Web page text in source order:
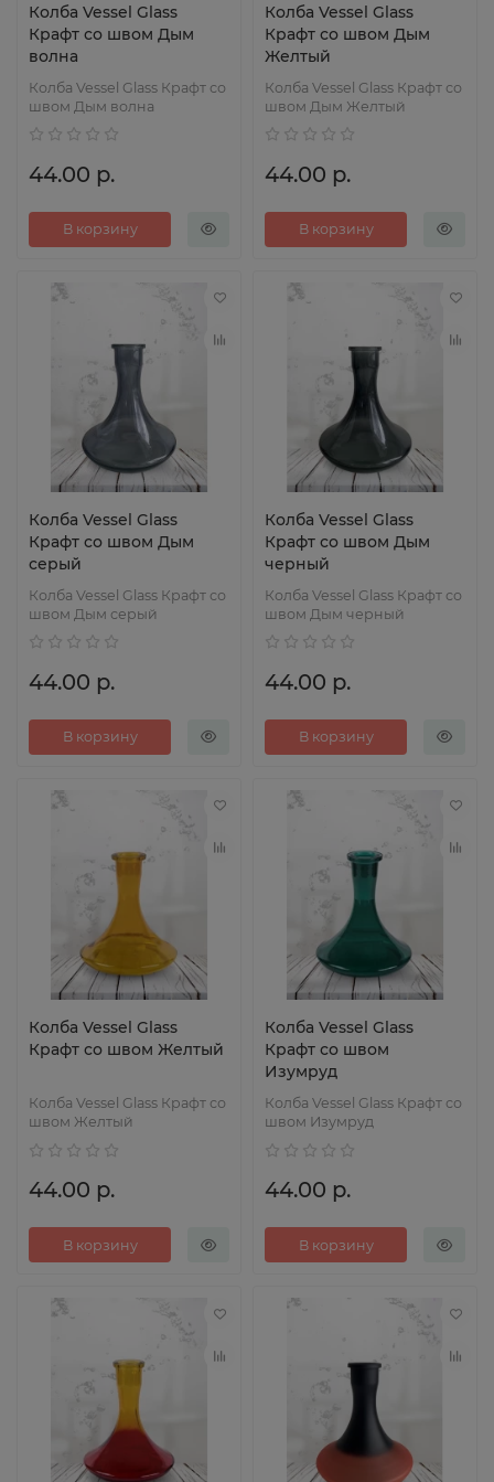
Колба Vessel Glass
Крафт со швом Дым
волна
Колба Vessel Glass Крафт со
швом Дым волна
44.00 р.
В корзину
Колба Vessel Glass
Крафт со швом Дым
Желтый
Колба Vessel Glass Крафт со
швом Дым Желтый
44.00 р.
В корзину
Колба Vessel Glass
Крафт со швом Дым
серый
Колба Vessel Glass Крафт со
швом Дым серый
44.00 р.
В корзину
Колба Vessel Glass
Крафт со швом Дым
черный
Колба Vessel Glass Крафт со
швом Дым черный
44.00 р.
В корзину
Колба Vessel Glass
Крафт со швом Желтый
Колба Vessel Glass Крафт со
швом Желтый
44.00 р.
В корзину
Колба Vessel Glass
Крафт со швом
Изумруд
Колба Vessel Glass Крафт со
швом Изумруд
44.00 р.
В корзину